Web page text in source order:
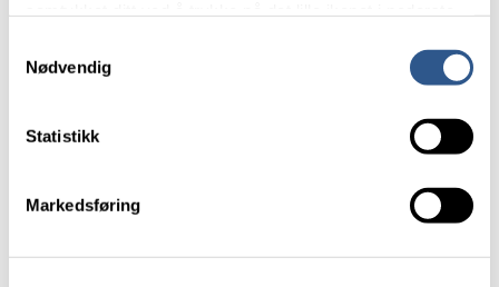
Nødvendig
Statistikk
Markedsføring
Regelverk, søknad og vedtaksprosedyre
Styremåter og logikk
Fotgjengere i signalanlegg
Drift og vedlikehold